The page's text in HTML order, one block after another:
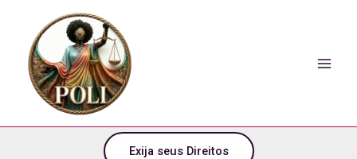
conteúdo
conteúdo
Exija seus Direitos